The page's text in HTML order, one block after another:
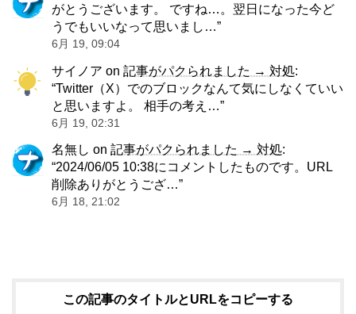
がとうございます。 ですね…。翌日になった今ど
うでもいいなって思いまし… ”
6月 19, 09:04
サイノア on 記事がパクられました → 対処:
“Twitter（X）でのブロックなんて気にしなくていい
と思いますよ。 相手の考え… ”
6月 19, 02:31
名無し on 記事がパクられました → 対処:
“2024/06/05 10:38にコメントしたものです。URL
削除ありがとうござ…”
6月 18, 21:02
この記事のタイトルとURLをコピーする